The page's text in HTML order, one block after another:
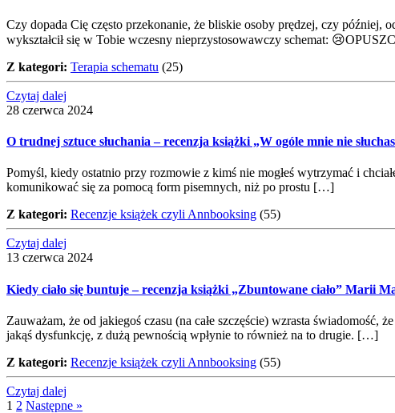
Czy dopada Cię często przekonanie, że bliskie osoby prędzej, czy później,
wykształcił się w Tobie wczesny nieprzystosowawczy schemat:
Z kategori: Terapia schematu (25)
Czytaj dalej
28 czerwca 2024
O trudnej sztuce słuchania – recenzja książki „W ogóle mnie nie
Pomyśl, kiedy ostatnio przy rozmowie z kimś nie mogłeś wytrzymać i
komunikować się za pomocą form pisemnych, niż po prostu […]
Z kategori: Recenzje książek czyli Annbooksing (55)
Czytaj dalej
13 czerwca 2024
Kiedy ciało się buntuje – recenzja książki „Zbuntowane ciało” Marii
Zauważam, że od jakiegoś czasu (na całe szczęście) wzrasta
jakąś dysfunkcję, z dużą pewnością wpłynie to również na to drugie. […]
Z kategori: Recenzje książek czyli Annbooksing (55)
Czytaj dalej
1 2 Następne »